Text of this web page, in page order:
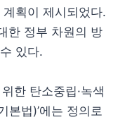
획이 제시되었다.
한 정부 차원의 방
있다.
한 탄소중립·녹색
본법)’에는 정의로